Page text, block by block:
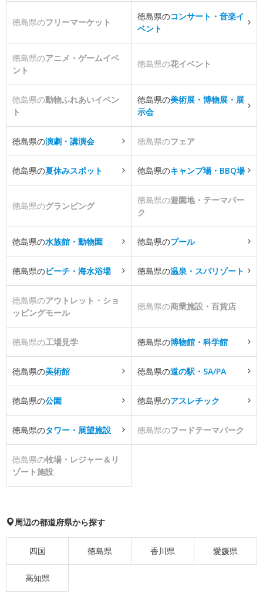
徳島県のフリーマーケット
徳島県のコンサート・音楽イ
ベント
徳島県のアニメ・ゲームイベ
ント
徳島県の花イベント
徳島県の動物ふれあいイベン
ト
徳島県の美術展・博物展・展
示会
徳島県の演劇・講演会 徳島県のフェア
徳島県の夏休みスポット 徳島県のキャンプ場・BBQ場
徳島県のグランピング
徳島県の遊園地・テーマパー
ク
徳島県の水族館・動物園 徳島県のプール
徳島県のビーチ・海水浴場 徳島県の温泉・スパリゾート
徳島県のアウトレット・ショ
ッピングモール
徳島県の商業施設・百貨店
徳島県の工場見学 徳島県の博物館・科学館
徳島県の美術館 徳島県の道の駅・SA/PA
徳島県の公園 徳島県のアスレチック
徳島県のタワー・展望施設 徳島県のフードテーマパーク
徳島県の牧場・レジャー＆リ
ゾート施設
周辺の都道府県から探す
四国 徳島県 香川県 愛媛県
高知県